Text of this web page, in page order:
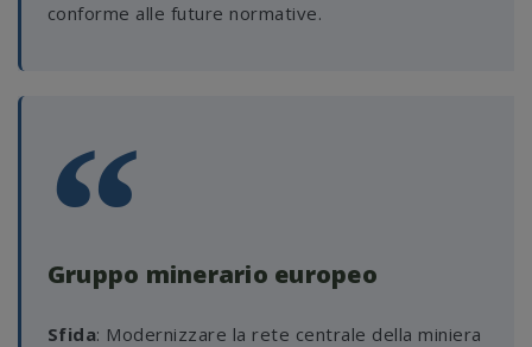
conforme alle future normative.
Gruppo minerario europeo
Sfida: Modernizzare la rete centrale della miniera